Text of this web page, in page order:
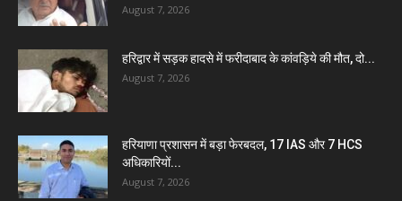
August 7, 2026
हरिद्वार में सड़क हादसे में फरीदाबाद के कांवड़िये की मौत, दो...
August 7, 2026
हरियाणा प्रशासन में बड़ा फेरबदल, 17 IAS और 7 HCS
अधिकारियों...
August 7, 2026